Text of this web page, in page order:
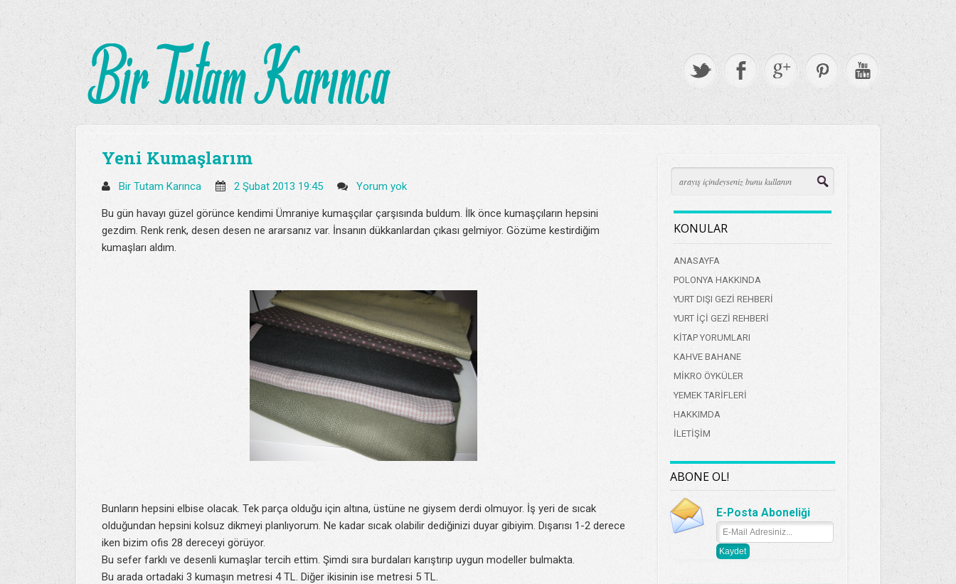
Yeni Kumaşlarım
Bir Tutam Karınca 2 Şubat 2013 19:45 Yorum yok
Bu gün havayı güzel görünce kendimi Ümraniye kumaşçılar çarşısında buldum. İlk önce kumaşçıların hepsini
gezdim. Renk renk, desen desen ne ararsanız var. İnsanın dükkanlardan çıkası gelmiyor. Gözüme kestirdiğim
kumaşları aldım.
Bunların hepsini elbise olacak. Tek parça olduğu için altına, üstüne ne giysem derdi olmuyor. İş yeri de sıcak
olduğundan hepsini kolsuz dikmeyi planlıyorum. Ne kadar sıcak olabilir dediğinizi duyar gibiyim. Dışarısı 1-2 derece
iken bizim ofis 28 dereceyi görüyor.
Bu sefer farklı ve desenli kumaşlar tercih ettim. Şimdi sıra burdaları karıştırıp uygun modeller bulmakta.
Bu arada ortadaki 3 kumaşın metresi 4 TL. Diğer ikisinin ise metresi 5 TL.
KONULAR
ANASAYFA
POLONYA HAKKINDA
YURT DIŞI GEZİ REHBERİ
YURT İÇİ GEZİ REHBERİ
KİTAP YORUMLARI
KAHVE BAHANE
MİKRO ÖYKÜLER
YEMEK TARİFLERİ
HAKKIMDA
İLETİŞİM
ABONE OL!
E-Posta Aboneliği